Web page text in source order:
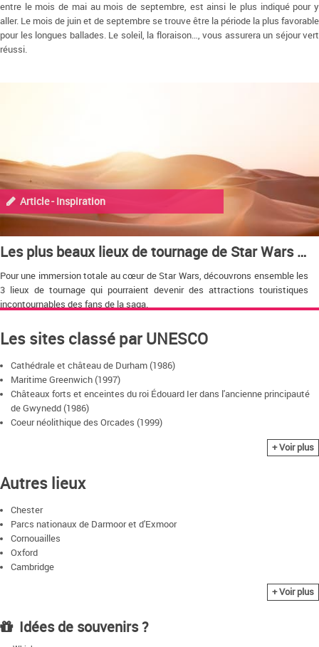
entre le mois de mai au mois de septembre, est ainsi le plus indiqué pour y
aller. Le mois de juin et de septembre se trouve être la période la plus favorable
pour les longues ballades. Le soleil, la floraison…, vous assurera un séjour vert
réussi.
Article - Inspiration
Les plus beaux lieux de tournage de Star Wars VII
Pour une immersion totale au cœur de Star Wars, découvrons ensemble les
3 lieux de tournage qui pourraient devenir des attractions touristiques
incontournables des fans de la saga.
Les sites classé par UNESCO
Cathédrale et château de Durham (1986)
Maritime Greenwich (1997)
Châteaux forts et enceintes du roi Édouard Ier dans l'ancienne principauté
de Gwynedd (1986)
Coeur néolithique des Orcades (1999)
Ville historique de St George et les fortifications associées, aux Bermudes
Île de St Kilda (1986)
Littoral du Dorset et de l'est du Devon (2001)
Parc de Studley Royal avec les ruines de l'abbaye de Fountains (1986)
New Lanark (2001)
Stonehenge, Avebury et sites associés (1986)
Palais de Blenheim (1987)
Jardins botaniques royaux de Kew (2003)
+ Voir plus
Autres lieux
Chester
Parcs nationaux de Darmoor et d'Exmoor
Cornouailles
Oxford
Cambridge
+ Voir plus
Idées de souvenirs ?